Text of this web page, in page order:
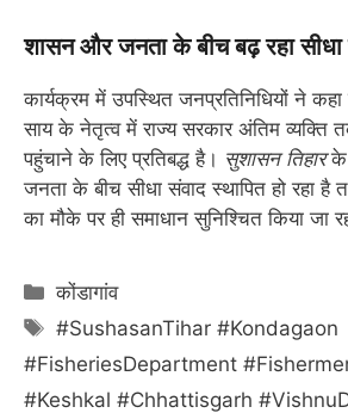
शासन और जनता के बीच बढ़ रहा सीधा
कार्यक्रम में उपस्थित जनप्रतिनिधियों ने कहा
साय के नेतृत्व में राज्य सरकार अंतिम व्यक्ति
पहुंचाने के लिए प्रतिबद्ध है। सुशासन तिहारके
जनता के बीच सीधा संवाद स्थापित हो रहा है
का मौके पर ही समाधान सुनिश्चित किया जा
Categories
कोंडागांव
Tags
#SushasanTihar #Kondagaon
#FisheriesDepartment
#Keshkal #Chhattisgarh